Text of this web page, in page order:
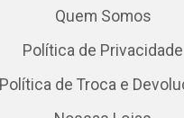
Quem Somos
Política de Privacidade
Política de Troca e